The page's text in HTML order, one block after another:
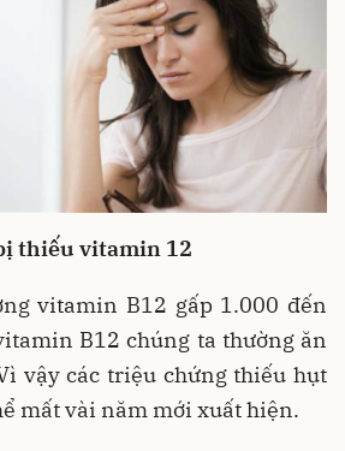
thiếu vitamin 12
vitamin B12 gấp 1.000 đến
B12 chúng ta thường ăn
vậy các triệu chứng thiếu hụt
mất vài năm mới xuất hiện.